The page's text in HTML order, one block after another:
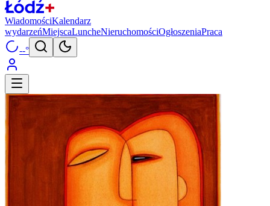
WiadomościKalendarz
wydarzeńMiejscaLuncheNieruchomościOgłoszeniaPraca
--°